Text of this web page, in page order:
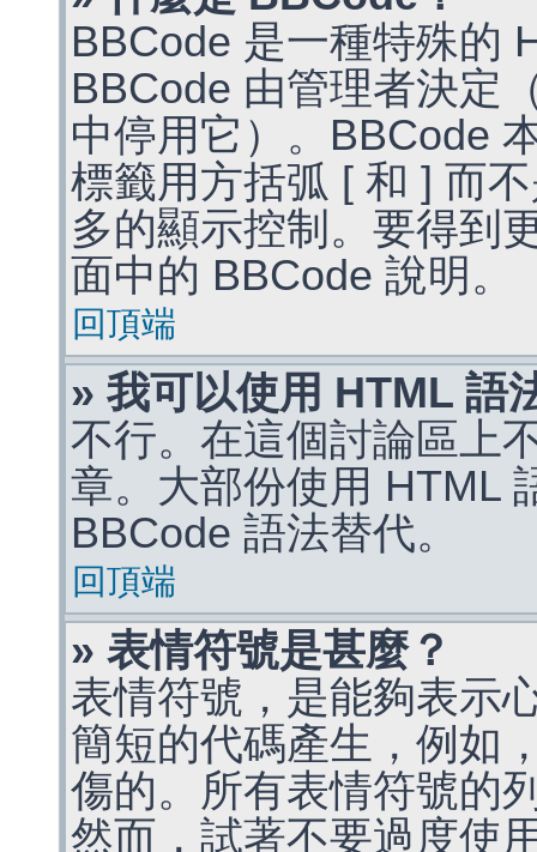
BBCode 是一種特殊的
BBCode 由管理者決定
中停用它）。BBCode
標籤用方括弧 [ 和 ] 而
多的顯示控制。要得到
面中的 BBCode 說明。
回頂端
» 我可以使用 HTML 語
不行。在這個討論區上
章。大部份使用 HTML
BBCode 語法替代。
回頂端
» 表情符號是甚麼？
表情符號，是能夠表示
簡短的代碼產生，例如
傷的。所有表情符號的
然而，試著不要過度使